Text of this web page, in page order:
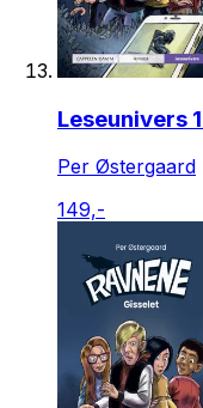
Leseunivers
Per Østergaard
149,-